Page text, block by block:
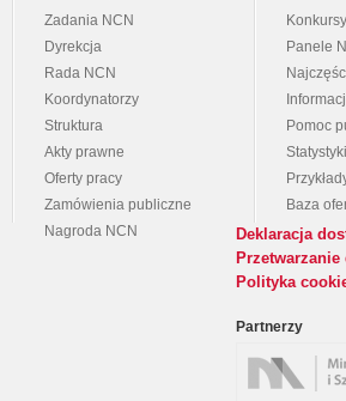
Zadania NCN
Dyrekcja
Rada NCN
Koordynatorzy
Struktura
Akty prawne
Oferty pracy
Zamówienia publiczne
Nagroda NCN
Konkursy
Panele
Pomoc
Baza
Deklaracja
Polityka
Partnerzy